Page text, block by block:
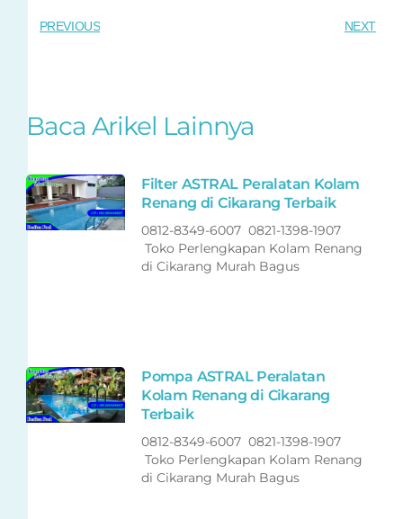
PREVIOUS NEXT
Baca Arikel Lainnya
Filter ASTRAL Peralatan Kolam
Renang di Cikarang Terbaik
0812-8349-6007 0821-1398-1907
Toko Perlengkapan Kolam Renang
di Cikarang Murah Bagus
Pompa ASTRAL Peralatan
Kolam Renang di Cikarang
Terbaik
0812-8349-6007 0821-1398-1907
Toko Perlengkapan Kolam Renang
di Cikarang Murah Bagus